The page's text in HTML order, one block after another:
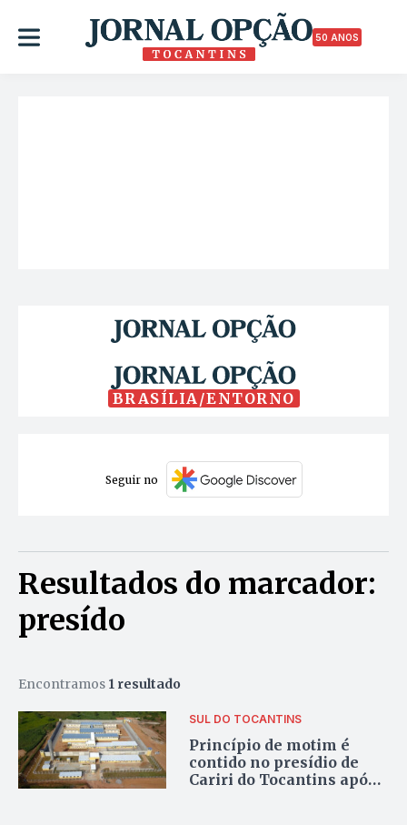
50 ANOS
BRASÍLIA/ENTORNO
Seguir no
Resultados do marcador:
presído
Encontramos 1 resultado
SUL DO TOCANTINS
Princípio de motim é
contido no presídio de
Cariri do Tocantins após